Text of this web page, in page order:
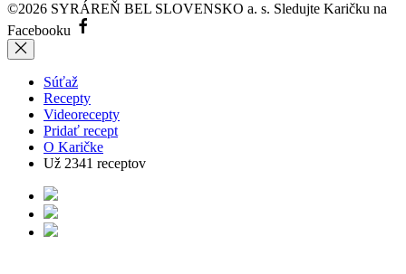
©2026 SYRÁREŇ BEL SLOVENSKO a. s. Sledujte Karičku na
Facebooku
Súťaž
Recepty
Videorecepty
Pridať recept
O Karičke
Už 2341 receptov